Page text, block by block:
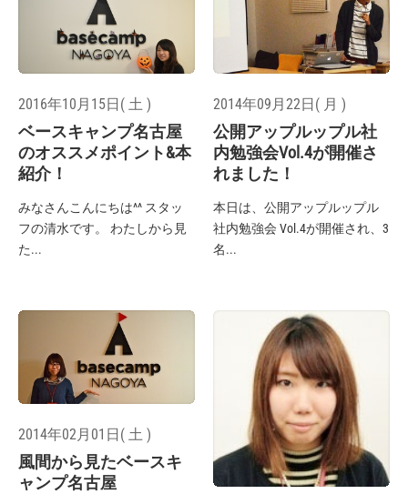
2016年10月15日( 土 )
ベースキャンプ名古屋
のオススメポイント&本
紹介！
みなさんこんにちは^^ スタッ
フの清水です。 わたしから見
た...
2014年09月22日( 月 )
公開アップルップル社
内勉強会Vol.4が開催さ
れました！
本日は、公開アップルップル
社内勉強会 Vol.4が開催され、3
名...
2014年02月01日( 土 )
風間から見たベースキ
ャンプ名古屋